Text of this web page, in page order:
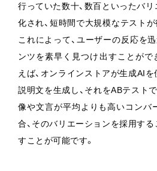
行っていた数十、数百といったバ
化され、短時間で大規模なテスト
これによって、ユーザーの反応を
ンツを素早く見つけ出すことがで
えば、オンラインストアが生成AI
説明文を生成し、それをABテスト
像や文言が平均よりも高いコンバ
合、そのバリエーションを採用す
すことが可能です。